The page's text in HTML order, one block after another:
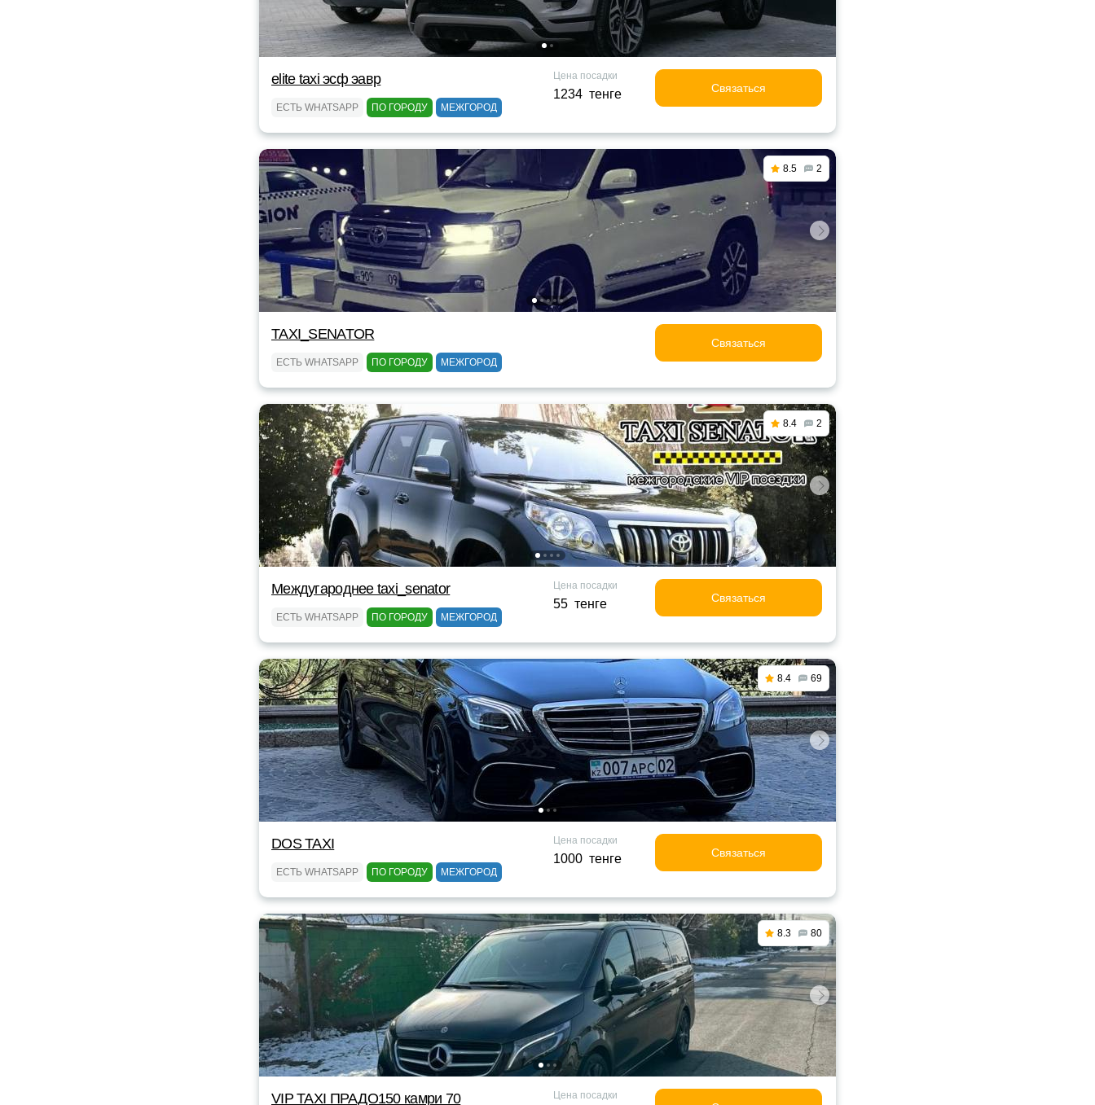
elite taxi эсф эавр
ЕСТЬ WHATSAPP ПО ГОРОДУ МЕЖГОРОД
Цена посадки
1234 тенге Связаться
8.5 2
TAXI_SENATOR
ЕСТЬ WHATSAPP ПО ГОРОДУ МЕЖГОРОД
Связаться
8.4 2
Междугароднее taxi_senator
ЕСТЬ WHATSAPP ПО ГОРОДУ МЕЖГОРОД
Цена посадки
55 тенге Связаться
8.4 69
DOS TAXI
ЕСТЬ WHATSAPP ПО ГОРОДУ МЕЖГОРОД
Цена посадки
1000 тенге Связаться
8.3 80
VIP TAXI ПРАДО150 камри 70 Цена посадки